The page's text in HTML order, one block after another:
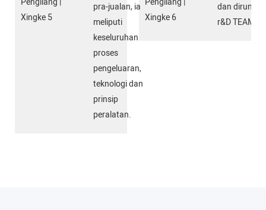
pra-jualan, ia
meliputi
keseluruhan
proses
pengeluaran,
teknologi dan
prinsip
peralatan.
dan
r&D TEAM.